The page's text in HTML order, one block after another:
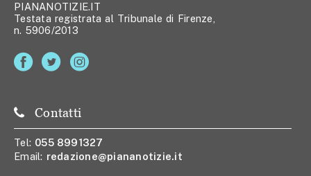
PIANANOTIZIE.IT
Testata registrata al Tribunale di Firenze,
n. 5906/2013
Contatti
Tel: 055 8991327
Email: redazione@piananotizie.it